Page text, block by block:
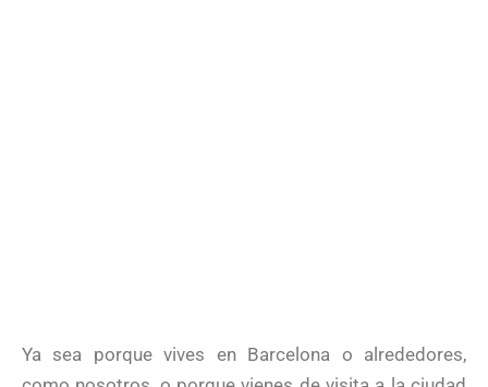
Ya sea porque vives en Barcelona o alrededores,